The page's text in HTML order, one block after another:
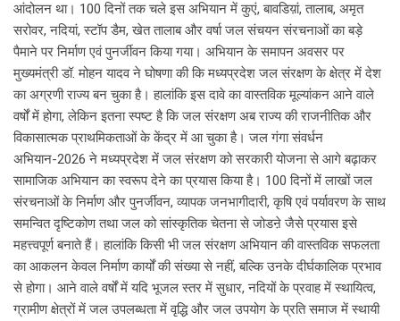
आंदोलन था। 100 दिनों तक चले इस अभियान में कुएं, बावडिय़ां, तालाब, अमृत
सरोवर, नदियां, स्टॉप डैम, खेत तालाब और वर्षा जल संचयन संरचनाओं का बड़े
पैमाने पर निर्माण एवं पुनर्जीवन किया गया। अभियान के समापन अवसर पर
मुख्यमंत्री डॉ. मोहन यादव ने घोषणा की कि मध्यप्रदेश जल संरक्षण के क्षेत्र में देश
का अग्रणी राज्य बन चुका है। हालांकि इस दावे का वास्तविक मूल्यांकन आने वाले
वर्षों में होगा, लेकिन इतना स्पष्ट है कि जल संरक्षण अब राज्य की राजनीतिक और
विकासात्मक प्राथमिकताओं के केंद्र में आ चुका है। जल गंगा संवर्धन
अभियान-2026 ने मध्यप्रदेश में जल संरक्षण को सरकारी योजना से आगे बढ़ाकर
सामाजिक अभियान का स्वरूप देने का प्रयास किया है। 100 दिनों में लाखों जल
संरचनाओं के निर्माण और पुनर्जीवन, व्यापक जनभागीदारी, कृषि एवं पर्यावरण के साथ
समन्वित दृष्टिकोण तथा जल को सांस्कृतिक चेतना से जोडऩे जैसे प्रयास इसे
महत्त्वपूर्ण बनाते हैं। हालांकि किसी भी जल संरक्षण अभियान की वास्तविक सफलता
का आकलन केवल निर्माण कार्यों की संख्या से नहीं, बल्कि उनके दीर्घकालिक प्रभाव
से होगा। आने वाले वर्षों में यदि भूजल स्तर में सुधार, नदियों के प्रवाह में स्थायित्व,
ग्रामीण क्षेत्रों में जल उपलब्धता में वृद्धि और जल उपयोग के प्रति समाज में स्थायी